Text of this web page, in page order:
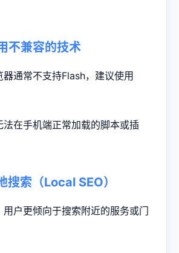
不兼容的技术
器通常不支持Flash，建议使用
法在手机端正常加载的脚本或插
搜索（Local SEO）
用户更倾向于搜索附近的服务或门